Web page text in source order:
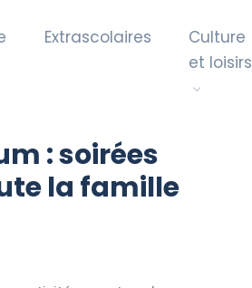
Extrascolaires
Culture
et loisirs
: soirées
la famille